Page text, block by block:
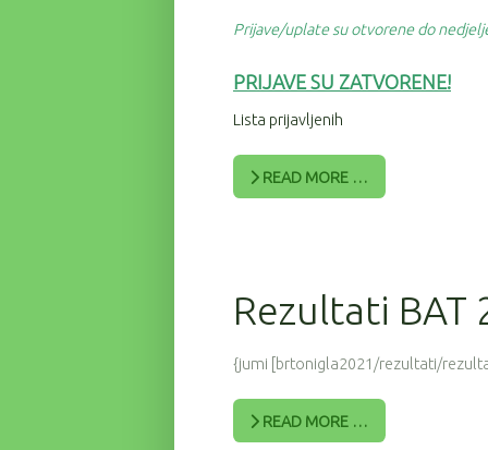
Prijave/uplate su otvorene do
PRIJAVE SU ZATVORENE!
Lista prijavljenih
READ MORE …
Rezultati BAT
{jumi [brtonigla2021/rezultati/
READ MORE …